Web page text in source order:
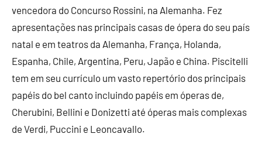
vencedora do Concurso Rossini, na Alemanha. Fez
apresentações nas principais casas de ópera do seu país
natal e em teatros da Alemanha, França, Holanda,
Espanha, Chile, Argentina, Peru, Japão e China. Piscitelli
tem em seu currículo um vasto repertório dos principais
papéis do bel canto incluindo papéis em óperas de,
Cherubini, Bellini e Donizetti até óperas mais complexas
de Verdi, Puccini e Leoncavallo.